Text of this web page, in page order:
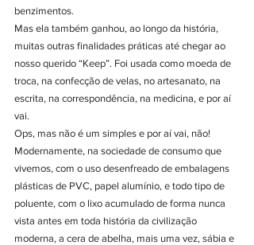
benzimentos.
Mas ela também ganhou, ao longo da história,
muitas outras finalidades práticas até chegar ao
nosso querido “Keep”. Foi usada como moeda de
troca, na confecção de velas, no artesanato, na
escrita, na correspondência, na medicina, e por aí
vai.
Ops, mas não é um simples e por aí vai, não!
Modernamente, na sociedade de consumo que
vivemos, com o uso desenfreado de embalagens
plásticas de PVC, papel alumínio, e todo tipo de
poluente, com o lixo acumulado de forma nunca
vista antes em toda história da civilização
moderna, a cera de abelha, mais uma vez, sábia e